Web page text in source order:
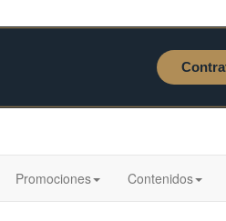
Promociones Contenidos